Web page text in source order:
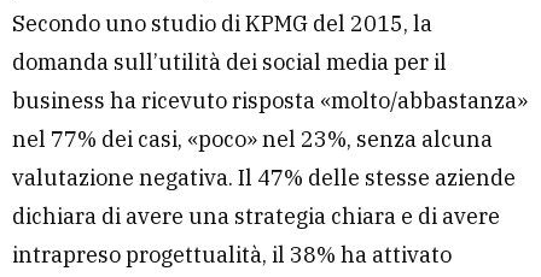
Secondo uno studio di KPMG del 2015, la
domanda sull’utilità dei social media per il
business ha ricevuto risposta «molto/abbastanza»
nel 77% dei casi, «poco» nel 23%, senza alcuna
valutazione negativa. Il 47% delle stesse aziende
dichiara di avere una strategia chiara e di avere
intrapreso progettualità, il 38% ha attivato